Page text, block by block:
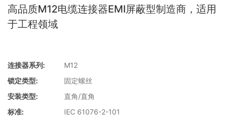
高品质M12电缆连接器EMI屏蔽型制造商，适用
于工程领域
连接器系列:
M12
锁定类型:
固定螺丝
安装类型:
直角/直角
标准:
IEC 61076-2-101